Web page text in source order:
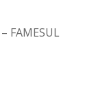
FAMESUL